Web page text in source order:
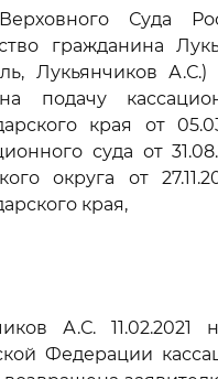
Суда
гражданина
Лукьянчиков
подачу
края от
суда от
округа от
края,
А.С.
Федерации